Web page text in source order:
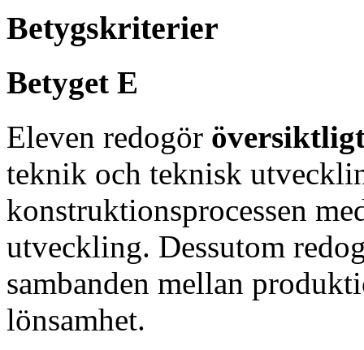
Betygskriterier
Betyget E
Eleven redogör
teknik och teknisk
konstruktionsprocessen
utveckling. Dessutom
sambanden mellan
lönsamhet.